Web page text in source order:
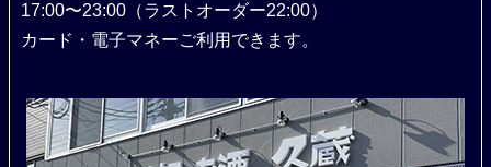
17:00〜23:00（ラストオーダー22:00）
カード・電子マネーご利用できます。